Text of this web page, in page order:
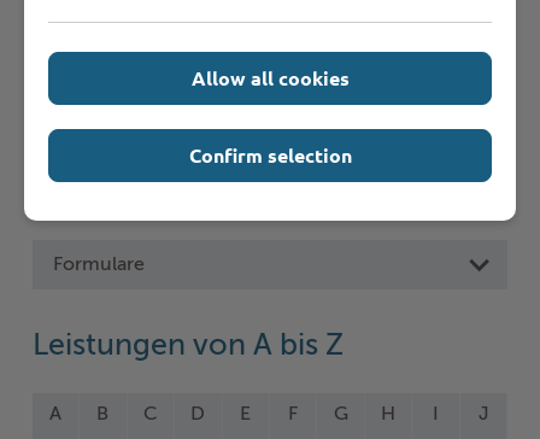
Formulare
Leistungen von A bis Z
A B C D E F G H I J
Allow all cookies
Confirm selection